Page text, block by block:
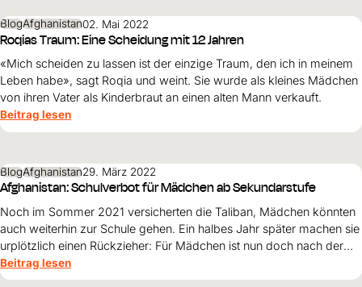
BlogAfghanistan02. Mai 2022
Roqias Traum: Eine Scheidung mit 12 Jahren
«Mich scheiden zu lassen ist der einzige Traum, den ich in meinem
Leben habe», sagt Roqia und weint. Sie wurde als kleines Mädchen
von ihren Vater als Kinderbraut an einen alten Mann verkauft.
Beitrag lesen
BlogAfghanistan29. März 2022
Afghanistan: Schulverbot für Mädchen ab Sekundarstufe
Noch im Sommer 2021 versicherten die Taliban, Mädchen könnten
auch weiterhin zur Schule gehen. Ein halbes Jahr später machen sie
urplötzlich einen Rückzieher: Für Mädchen ist nun doch nach der
Sekundarschule Schluss mit Bildung. World Vision fordert die
sofortige Aufhebung des Bildungsverbots für Mädchen.
Beitrag lesen